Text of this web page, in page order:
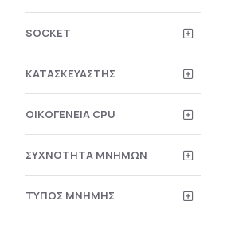
SOCKET
ΚΑΤΑΣΚΕΥΑΣΤΉΣ
ΟΙΚΟΓΈΝΕΙΑ CPU
ΣΥΧΝΌΤΗΤΑ ΜΝΉΜΩΝ
ΤΎΠΟΣ ΜΝΉΜΗΣ